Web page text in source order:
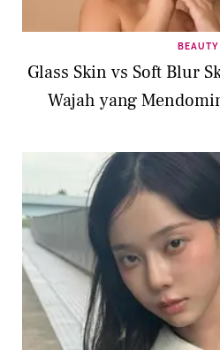
BEAUTY
Glass Skin vs Soft Blur
Wajah yang